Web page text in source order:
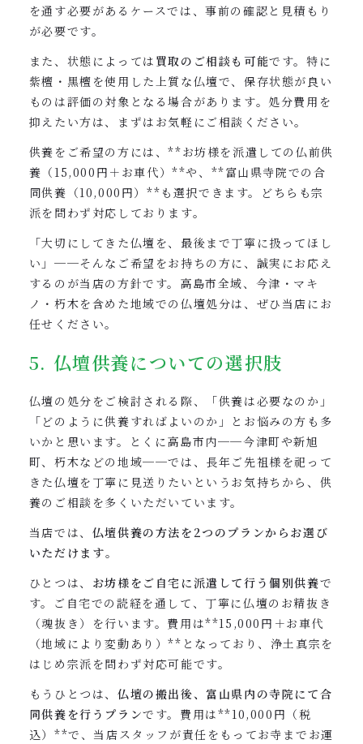
を通す必要があるケースでは、事前の確認と見積もり
が必要です。
また、状態によっては 買取のご相談も可能です。特に
紫檀・黒檀を使用した上質な仏壇で、保存状態が良い
ものは評価の対象となる場合があります。処分費用を
抑えたい方は、まずはお気軽にご相談ください。
供養をご希望の方には、**お坊様を派遣しての仏前供
養（15,000円＋お車代）**や、**富山県寺院での合
同供養（10,000円）**も選択できます。どちらも宗
派を問わず対応しております。
「大切にしてきた仏壇を、最後まで丁寧に扱ってほし
い」──そんなご希望をお持ちの方に、誠実にお応え
するのが当店の方針です。高島市全域、今津・マキ
ノ・朽木を含めた地域での仏壇処分は、ぜひ当店にお
任せください。
5. 仏壇供養についての選択肢
仏壇の処分をご検討される際、「供養は必要なのか」
「どのように供養すればよいのか」とお悩みの方も多
いかと思います。とくに高島市内──今津町や新旭
町、朽木などの地域──では、長年ご先祖様を祀って
きた仏壇を丁寧に見送りたいというお気持ちから、供
養のご相談を多くいただいています。
当店では、 仏壇供養の方法を2つのプランからお選び
いただけます。
ひとつは、 お坊様をご自宅に派遣して行う個別供養で
す。ご自宅での読経を通して、丁寧に仏壇のお精抜き
（魂抜き）を行います。費用は**15,000円＋お車代
（地域により変動あり）**となっており、浄土真宗を
はじめ宗派を問わず対応可能です。
もうひとつは、仏壇の搬出後、富山県内の寺院にて合
同供養を行うプランです。費用は**10,000円（税
込）**で、当店スタッフが責任をもってお寺までお運